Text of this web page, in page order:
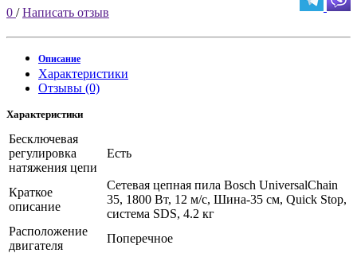
0 /Написать отзыв
Описание
Характеристики
Отзывы (0)
Характеристики
Бесключевая
регулировка
натяжения цепи
Есть
Краткое
описание
Сетевая цепная пила Bosch UniversalChain
35, 1800 Вт, 12 м/с, Шина-35 см, Quick Stop,
система SDS, 4.2 кг
Расположение
двигателя
Поперечное